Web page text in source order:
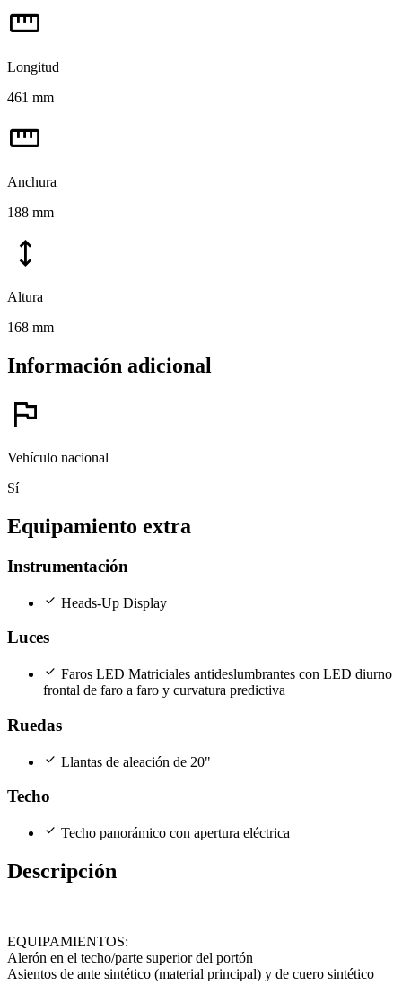
straighten
Longitud
461 mm
straighten
Anchura
188 mm
height
Altura
168 mm
Información adicional
flag
Vehículo nacional
Sí
Equipamiento extra
Instrumentación
check Heads-Up Display
Luces
check Faros LED Matriciales antideslumbrantes con LED diurno
frontal de faro a faro y curvatura predictiva
Ruedas
check Llantas de aleación de 20"
Techo
check Techo panorámico con apertura eléctrica
Descripción
EQUIPAMIENTOS:
Alerón en el techo/parte superior del portón
Asientos de ante sintético (material principal) y de cuero sintético